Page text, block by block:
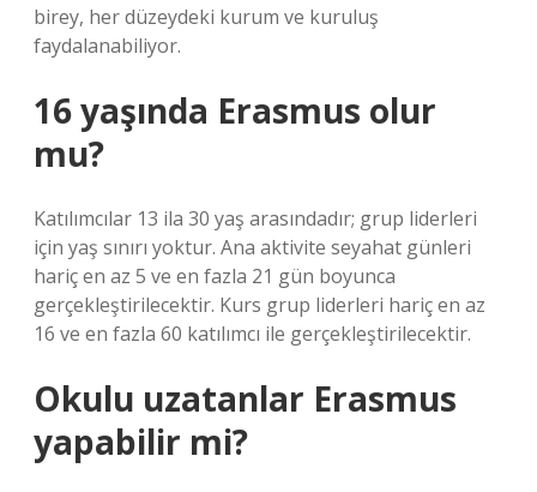
birey, her düzeydeki kurum ve kuruluş
faydalanabiliyor.
16 yaşında Erasmus olur
mu?
Katılımcılar 13 ila 30 yaş arasındadır; grup liderleri
için yaş sınırı yoktur. Ana aktivite seyahat günleri
hariç en az 5 ve en fazla 21 gün boyunca
gerçekleştirilecektir. Kurs grup liderleri hariç en az
16 ve en fazla 60 katılımcı ile gerçekleştirilecektir.
Okulu uzatanlar Erasmus
yapabilir mi?